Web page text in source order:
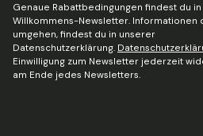
Genaue Rabattbedingungen findest du
Willkommens-Newsletter. Informationen
umgehen, findest du in unserer
Datenschutzerklärung.
Einwilligung zum Newsletter jederzeit
am Ende jedes Newsletters.